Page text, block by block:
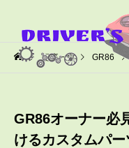
記事一覧 GR86
GR86オーナー必
けるカスタムパー